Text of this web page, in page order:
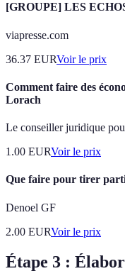
[GROUPE] LES
viapresse.com
36.37 EURVoir le prix
Comment faire des
Lorach
Le conseiller juridique
1.00 EURVoir le prix
Que faire pour tirer parti
Denoel GF
2.00 EURVoir le prix
Étape 3 :